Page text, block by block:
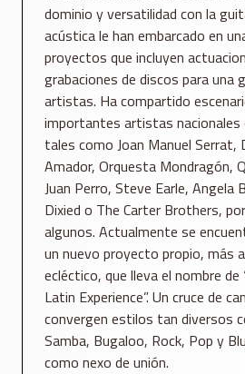
dominio y versatilidad con la
acústica le han embarcado en
proyectos que incluyen
grabaciones de discos para una
artistas. Ha compartido
importantes artistas nacionales
tales como Joan Manuel Serrat,
Amador, Orquesta Mondragón,
Juan Perro, Steve Earle, Angela
Dixied o The Carter Brothers,
algunos. Actualmente se
un nuevo proyecto propio, más
ecléctico, que lleva el nombre de
Latin Experience”. Un cruce de
convergen estilos tan diversos
Samba, Bugaloo, Rock, Pop y
como nexo de unión.